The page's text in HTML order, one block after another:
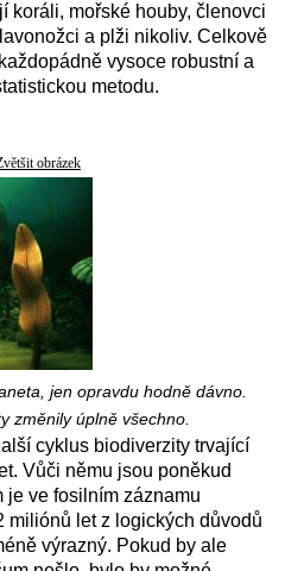
koráli, mořské houby, členovci
a plži nikoliv. Celkově
vysoce robustní a
metodu.
obrázek
jen opravdu hodně dávno.
změnily úplně všechno.
cyklus biodiverzity trvající
Vůči němu jsou poněkud
je ve fosilním záznamu
miliónů let z logických důvodů
výrazný. Pokud by ale